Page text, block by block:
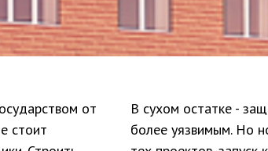
от
стоит
В сухом остатке -
более уязвимым. Но